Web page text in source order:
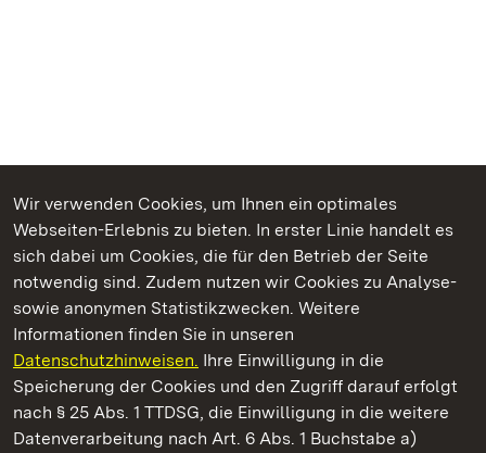
Wir verwenden Cookies, um Ihnen ein optimales
Webseiten-Erlebnis zu bieten. In erster Linie handelt es
sich dabei um Cookies, die für den Betrieb der Seite
notwendig sind. Zudem nutzen wir Cookies zu Analyse-
sowie anonymen Statistikzwecken. Weitere
Informationen finden Sie in unseren
Datenschutzhinweisen. Ihre Einwilligung in die
Speicherung der Cookies und den Zugriff darauf erfolgt
nach § 25 Abs. 1 TTDSG, die Einwilligung in die weitere
Datenverarbeitung nach Art. 6 Abs. 1 Buchstabe a)
Kommen. Staunen. Genießen.
Staatliche Schlösser und Gärten Baden‑Württemberg
Staatliche Schlösser und Gärten Baden-Württemberg